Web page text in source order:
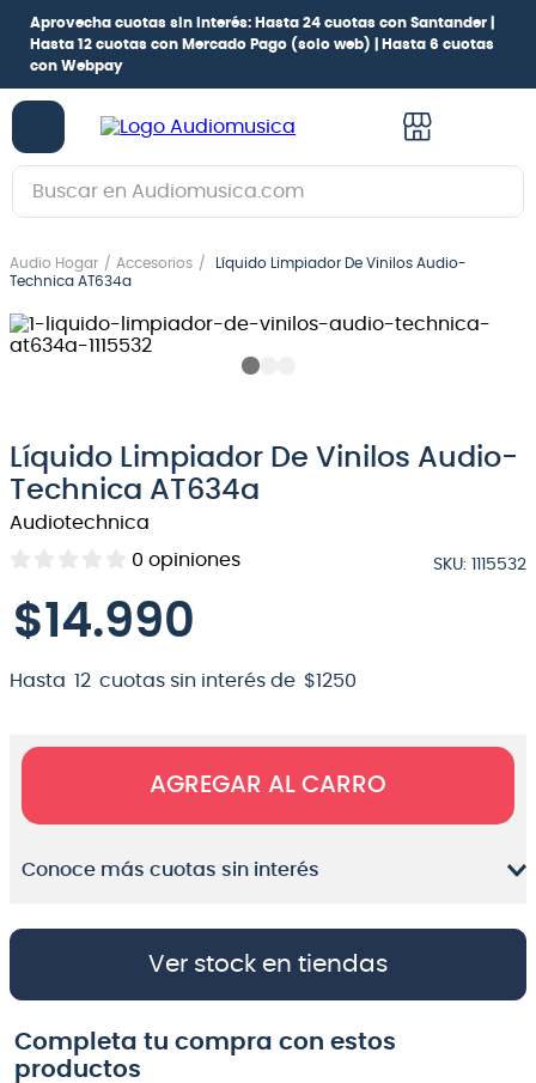
Aprovecha cuotas sin interés: Hasta 24 cuotas con Santander |
Hasta 12 cuotas con Mercado Pago (solo web) |
Hasta 6 cuotas
con Webpay
Buscar en Audiomusica.com
Audio Hogar Accesorios
Líquido Limpiador De Vinilos Audio-
Technica AT634a
Líquido Limpiador De Vinilos Audio-
Technica AT634a
Audiotechnica
0 opiniones SKU: 1115532
$14.990
Hasta 12 cuotas sin interés de $1250
AGREGAR AL CARRO
Conoce más cuotas sin interés
Ver stock en tiendas
Completa tu compra con estos
productos
1.
guitarra electrica
2.
bajo
5.
amplificador
6.
teclado
7.
guitarra
micrófono
9 .
bateria